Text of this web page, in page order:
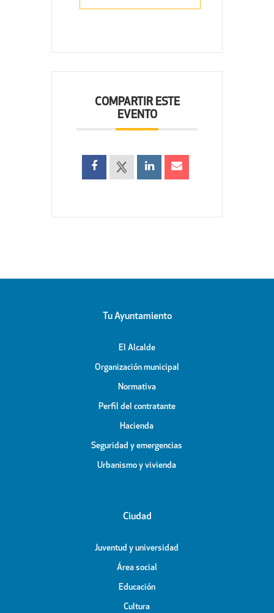
COMPARTIR ESTE
EVENTO
Tu Ayuntamiento
El Alcalde
Organización municipal
Normativa
Perfil del contratante
Hacienda
Seguridad y emergencias
Urbanismo y vivienda
Ciudad
Juventud y universidad
Área social
Educación
Cultura